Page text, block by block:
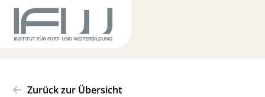
Zurück zur Übersicht